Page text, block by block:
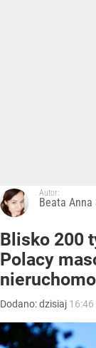
Autor:
Beata Anna
Blisko 200
Polacy
Dodano:dzisiaj 16:46